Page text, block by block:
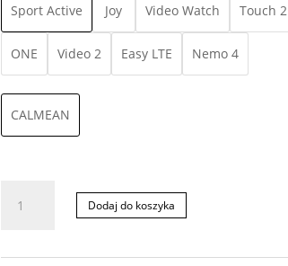
Sport Active Joy Video Watch Touch 2
ONE Video 2 Easy LTE Nemo 4
CALMEAN
Dodaj do koszyka